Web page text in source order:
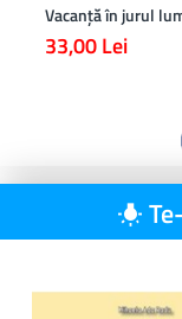
33,00 Lei